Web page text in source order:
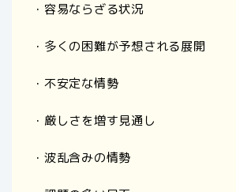
・容易ならざる状況
・多くの困難が予想される展開
・不安定な情勢
・厳しさを増す見通し
・波乱含みの情勢